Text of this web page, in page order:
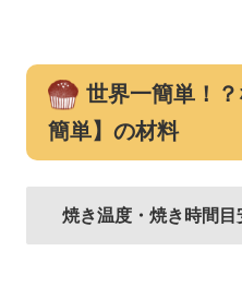
世界一簡単！
簡単】の材料
焼き温度・焼き時間